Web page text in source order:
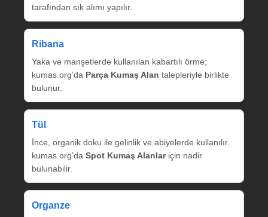
tarafından sık alımı yapılır.
Ribana
Yaka ve manşetlerde kullanılan kabartılı örme;
kumas.org’da Parça Kumaş Alan talepleriyle birlikte
bulunur.
Tül
İnce, organik doku ile gelinlik ve abiyelerde kullanılır.
kumas.org’da Spot Kumaş Alanlariçin nadir
bulunabilir.
Organze